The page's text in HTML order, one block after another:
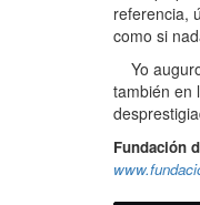
referencia,
como si
Yo
también en
Fundación